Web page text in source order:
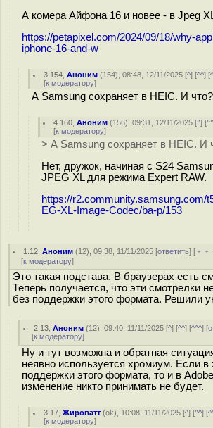
А комера Айфона 16 и новее - в Jpeg
https://petapixel.com/2024/09/18/why-
iphone-16-and-w
3.154 ,Аноним (154), 08:48, 12/11/2025 [^] [^^] [
[к модератору]
А Samsung сохраняет в HEIC. И что?
4.160 ,Аноним (156), 09:31, 12/11/2025 [^] [
[к модератору]
> А Samsung сохраняет в HEIC. И
Нет, дружок, начиная с S24
JPEG XL для режима Expert RAW.
https://r2.community.samsung.com/
EG-XL-Image-Codec/ba-p/153
1.12 ,Аноним (12), 09:38, 11/11/2025 [ответить] [
[к модератору]
Это такая подстава. В браузерах есть
Теперь получается, что эти смотрелки
без поддержки этого формата. Решили
2.13 ,Аноним (12), 09:40, 11/11/2025 [^] [^^] [^^^] [
[к модератору]
Ну и тут возможна и обратная
неявно используется хромиум. Если
поддержки этого формата, то и в
изменение никто принимать не будет.
3.17 ,Жироватт (ok), 10:08, 11/11/2025 [^] [^^] [
[к модератору]